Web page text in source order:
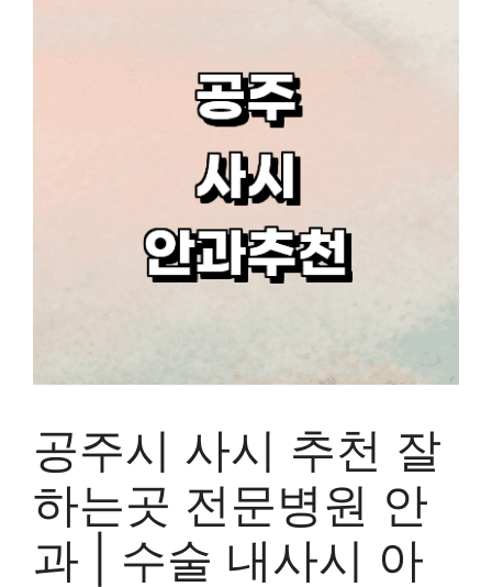
공주시 사시 추천 잘
하는곳 전문병원 안
과 | 수술 내사시 아